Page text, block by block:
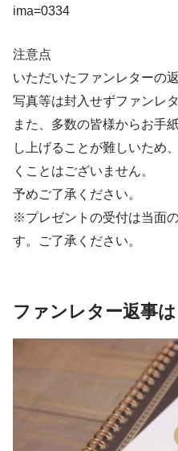
ima=0334
注意点
いただいたファンレターの
写真等は封入せずファンレ
また、多数の皆様からお手
し上げることが難しいため
くことはございません。
予めご了承ください。
※プレゼントの受付は当面
す。ご了承ください。
ファンレター返事